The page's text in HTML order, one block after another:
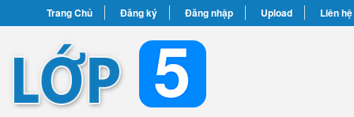
Trang Chủ Đăng ký Đăng nhập Upload Liên hệ